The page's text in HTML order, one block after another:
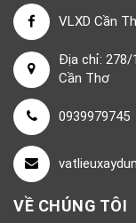
VLXD Cần
Địa chỉ: 278/
Cần Thơ
0939979745
VỀ CHÚNG TÔI